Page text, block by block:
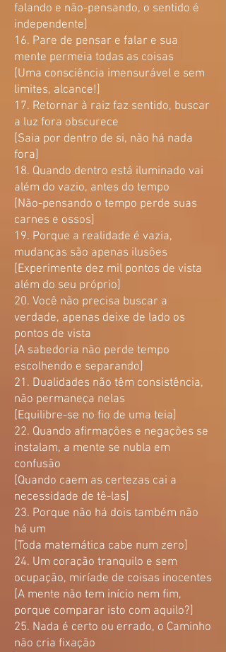
falando e não-pensando, o sentido é
independente]
16. Pare de pensar e falar e sua
mente permeia todas as coisas
[Uma consciência imensurável e sem
limites, alcance!]
17. Retornar à raiz faz sentido, buscar
a luz fora obscurece
[Saia por dentro de si, não há nada
fora]
18. Quando dentro está iluminado vai
além do vazio, antes do tempo
[Não-pensando o tempo perde suas
carnes e ossos]
19. Porque a realidade é vazia,
mudanças são apenas ilusões
[Experimente dez mil pontos de vista
além do seu próprio]
20. Você não precisa buscar a
verdade, apenas deixe de lado os
pontos de vista
[A sabedoria não perde tempo
escolhendo e separando]
21. Dualidades não têm consistência,
não permaneça nelas
[Equilibre-se no fio de uma teia]
22. Quando afirmações e negações se
instalam, a mente se nubla em
confusão
[Quando caem as certezas cai a
necessidade de tê-las]
23. Porque não há dois também não
há um
[Toda matemática cabe num zero]
24. Um coração tranquilo e sem
ocupação, miríade de coisas inocentes
[A mente não tem início nem fim,
porque comparar isto com aquilo?]
25. Nada é certo ou errado, o Caminho
não cria fixação